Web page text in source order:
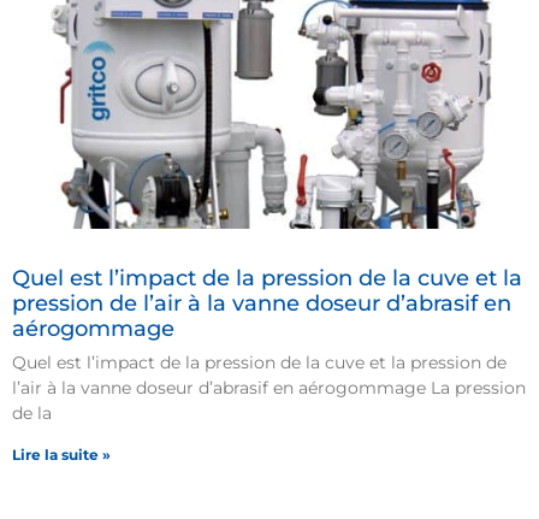
Quel est l’impact de la pression de la cuve et la
pression de l’air à la vanne doseur d’abrasif en
aérogommage
Quel est l’impact de la pression de la cuve et la pression de
l’air à la vanne doseur d’abrasif en aérogommage La pression
de la
Lire la suite »